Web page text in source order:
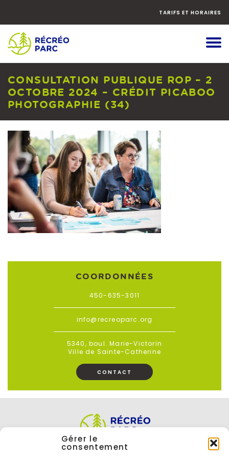
Gérer le
consentement
vers
bas
TARIFS ET HORAIRES
CONSULTATION PUBLIQUE ROP – 2
OCTOBRE 2024 – CRÉDIT PICABOO
PHOTOGRAPHIE (34)
COORDONNÉES
450-635-3011
info@recreoparc.org
5340, boul. Marie-Victorin
Ville de Sainte-Catherine
CONTACT